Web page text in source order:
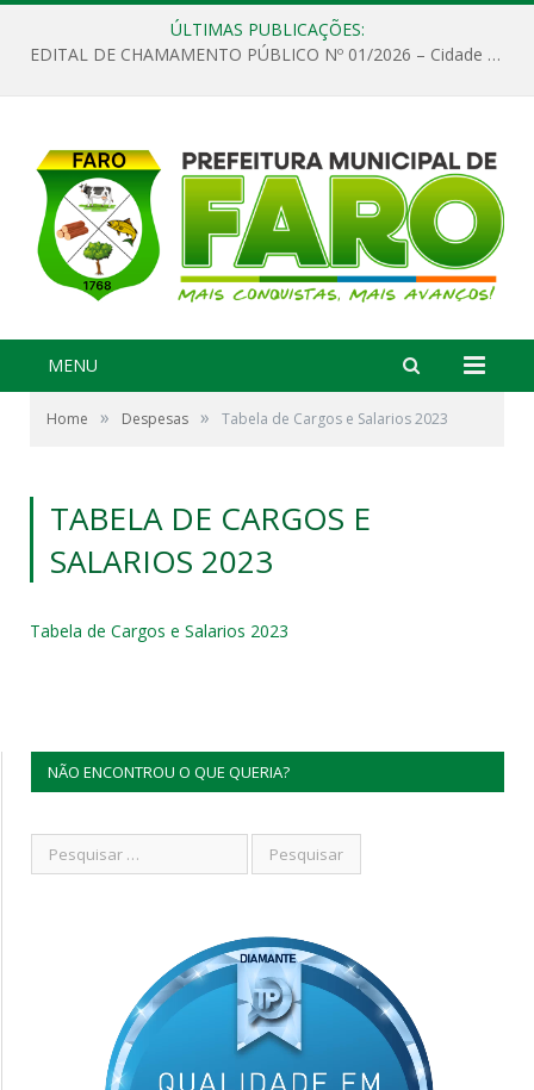
ÚLTIMAS PUBLICAÇÕES:
EDITAL DE CHAMAMENTO PÚBLICO Nº 01/2026 – Cidade de Faro
MENU
Home » Despesas » Tabela de Cargos e Salarios 2023
TABELA DE CARGOS E
SALARIOS 2023
Tabela de Cargos e Salarios 2023
NÃO ENCONTROU O QUE QUERIA?